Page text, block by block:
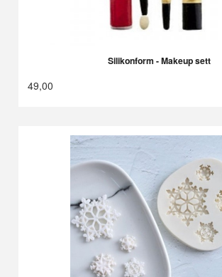
Silikonform - Makeup sett
49,00